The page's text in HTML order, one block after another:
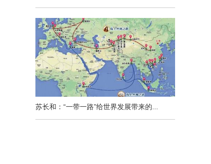
苏长和：“一带一路”给世界发展带来的...